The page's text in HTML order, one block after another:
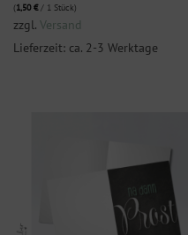
(1,50€/ 1 Stück)
zzgl. Versand
Lieferzeit: ca. 2-3 Werktage